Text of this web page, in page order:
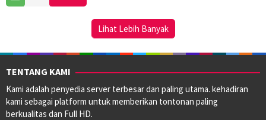
Nov
Trompetero
Lihat Lebih Banyak
TENTANG KAMI
Kami adalah penyedia server terbesar dan paling utama. kehadiran
kami sebagai platform untuk memberikan tontonan paling
berkualitas dan Full HD.